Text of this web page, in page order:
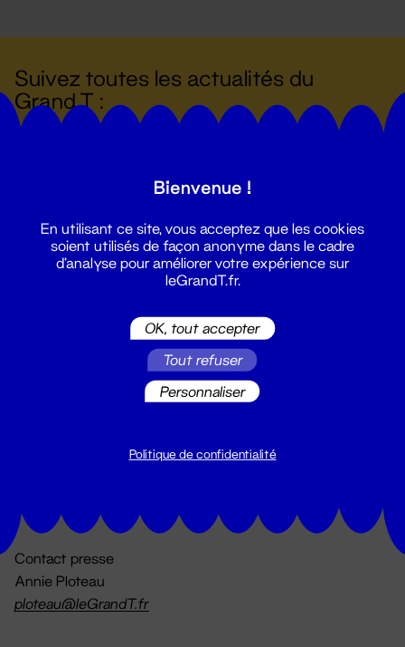
Suivez toutes les actualités du
Grand T :
billetterie@leGrandT.fr
Contact presse
Annie Ploteau
ploteau@leGrandT.fr
Bienvenue !
En utilisant ce site, vous acceptez que les cookies
soient utilisés de façon anonyme dans le cadre
d'analyse pour améliorer votre expérience sur
leGrandT.fr.
OK, tout accepter
Tout refuser
Personnaliser
Politique de confidentialité